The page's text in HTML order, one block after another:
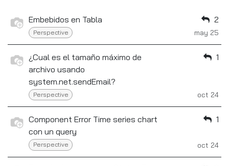
Embebidos en Tabla
Perspective
2
may 25
¿Cual es el tamaño máximo de
archivo usando
system.net.sendEmail?
Perspective
1
oct 24
Component Error Time series chart
con un query
Perspective
1
oct 24